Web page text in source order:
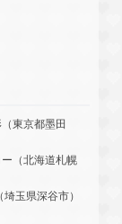
東京都墨田
（北海道札幌
玉県深谷市）